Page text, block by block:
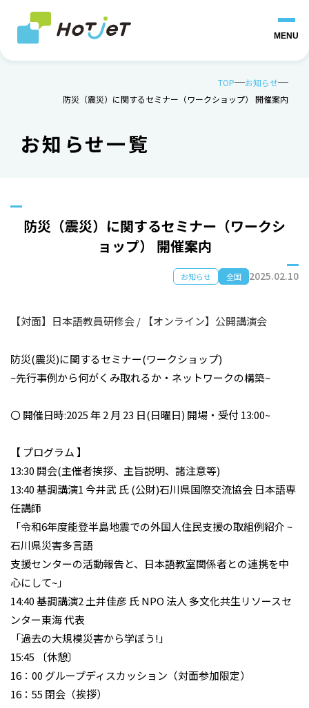
MENU
お知らせ一覧
TOP
お知らせ
防災（震災）に関するセミナー（ワークショップ） 開催案内
防災（震災）に関するセミナー（ワークシ
ョップ） 開催案内
お知らせ 全国 2025.02.10
【対面】日本語教員研修会 / 【オンライン】公開講演会
防災(震災)に関するセミナー(ワークショップ)
~先行事例から何がくみ取れるか・ネットワークの構築~
〇 開催日時:2025 年 2 月 23 日(日曜日) 開場・受付 13:00~
【 プログラム 】
13:30 開会(主催者挨拶、主旨説明、諸注意等)
13:40 基調講演1 今井武 氏 (公財)石川県国際交流協会 日本語専
任講師
「令和6年度能登半島地震での外国人住民支援の取組例紹介 ~
石川県災害多言語
支援センターの活動報告と、 日本語教室関係者との連携を中
心にして~」
14:40 基調講演2 土井佳彦 氏 NPO 法人 多文化共生リソースセ
ンター東海 代表
「過去の大規模災害から学ぼう!」
15:45 〔休憩〕
16：00 グループディスカッション（対面参加限定）
16：55 閉会（挨拶）